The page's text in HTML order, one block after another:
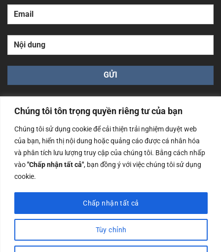
Chúng tôi tôn trọng quyền riêng tư của bạn
Chúng tôi sử dụng cookie để cải thiện trải nghiệm duyệt web
của bạn, hiển thị nội dung hoặc quảng cáo được cá nhân hóa
và phân tích lưu lượng truy cập của chúng tôi. Bằng cách nhấp
vào"Chấp nhận tất cả", bạn đồng ý với việc chúng tôi sử dụng
cookie.
Tùy chỉnh
Chấp nhận tất cả
Công ty TNHH Nam Bình Xương - Số ĐKKD: 0108783483
cấp ngày 14/06/2019 bởi Sở Kế Hoạch và Đầu Tư Tp. Hà
Nội
Copyrights @2023 Nam Binh Xuong. All Rights Reserved